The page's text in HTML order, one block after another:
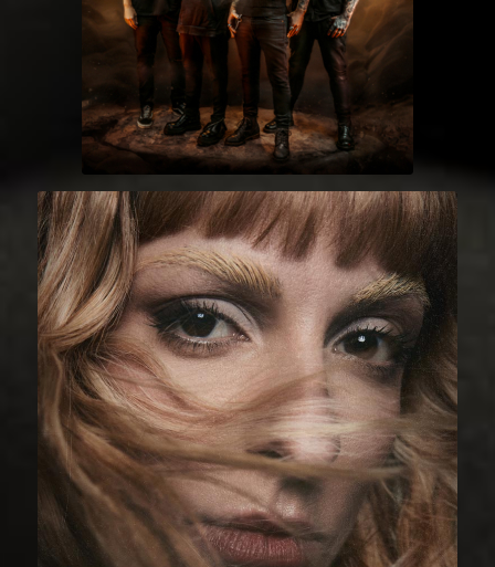
CHICA SOBRESALTO